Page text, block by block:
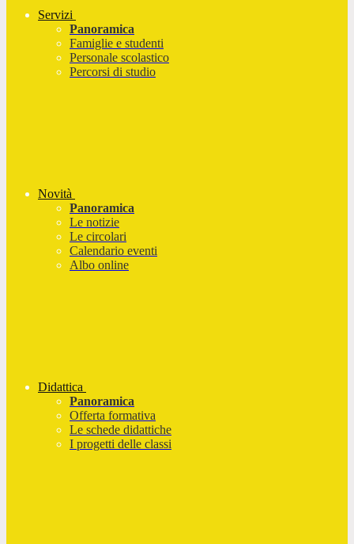
Servizi
Panoramica
Famiglie e studenti
Personale scolastico
Percorsi di studio
Novità
Panoramica
Le notizie
Le circolari
Calendario eventi
Albo online
Didattica
Panoramica
Offerta formativa
Le schede didattiche
I progetti delle classi